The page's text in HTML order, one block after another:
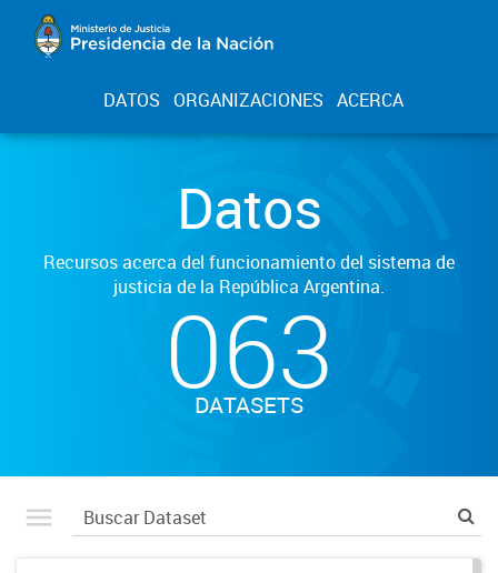
DATOS ORGANIZACIONES ACERCA
Datos
Recursos acerca del funcionamiento del sistema de
justicia de la República Argentina.
063
DATASETS